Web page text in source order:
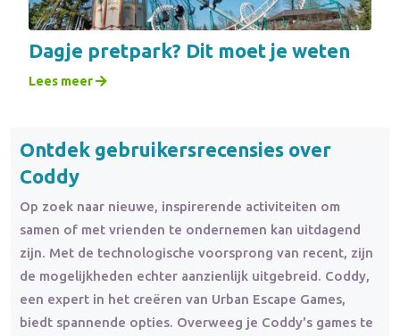
Dagje pretpark? Dit moet je weten
Lees meer
Ontdek gebruikersrecensies over
Coddy
Op zoek naar nieuwe, inspirerende activiteiten om
samen of met vrienden te ondernemen kan uitdagend
zijn. Met de technologische voorsprong van recent, zijn
de mogelijkheden echter aanzienlijk uitgebreid. Coddy,
een expert in het creëren van Urban Escape Games,
biedt spannende opties. Overweeg je Coddy's games te